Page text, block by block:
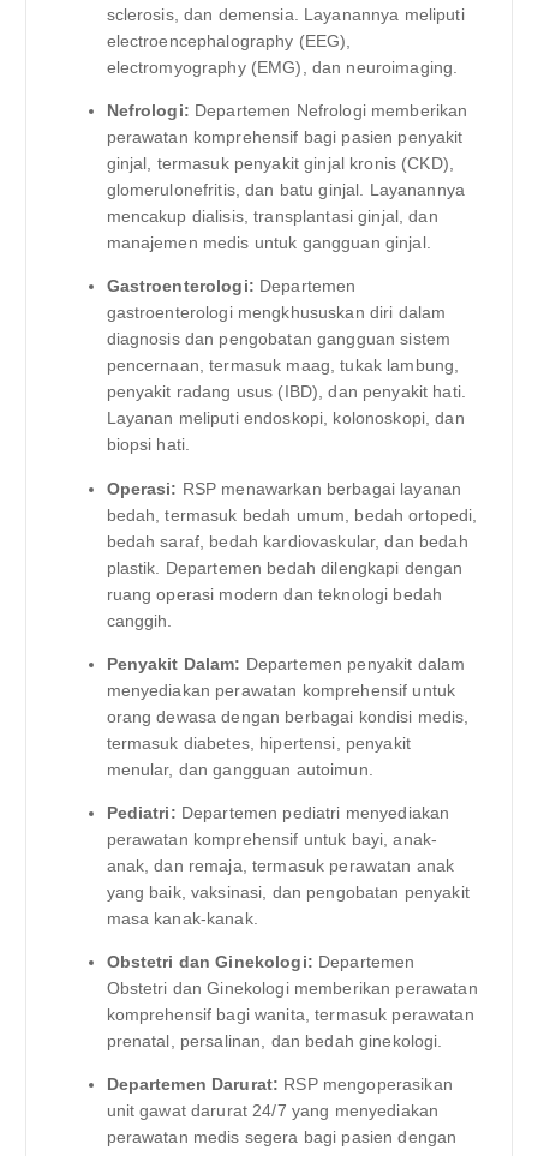
sclerosis, dan demensia. Layanannya meliputi
electroencephalography (EEG),
electromyography (EMG), dan neuroimaging.
Nefrologi: Departemen Nefrologi memberikan
perawatan komprehensif bagi pasien penyakit
ginjal, termasuk penyakit ginjal kronis (CKD),
glomerulonefritis, dan batu ginjal. Layanannya
mencakup dialisis, transplantasi ginjal, dan
manajemen medis untuk gangguan ginjal.
Gastroenterologi: Departemen
gastroenterologi mengkhususkan diri dalam
diagnosis dan pengobatan gangguan sistem
pencernaan, termasuk maag, tukak lambung,
penyakit radang usus (IBD), dan penyakit hati.
Layanan meliputi endoskopi, kolonoskopi, dan
biopsi hati.
Operasi: RSP menawarkan berbagai layanan
bedah, termasuk bedah umum, bedah ortopedi,
bedah saraf, bedah kardiovaskular, dan bedah
plastik. Departemen bedah dilengkapi dengan
ruang operasi modern dan teknologi bedah
canggih.
Penyakit Dalam: Departemen penyakit dalam
menyediakan perawatan komprehensif untuk
orang dewasa dengan berbagai kondisi medis,
termasuk diabetes, hipertensi, penyakit
menular, dan gangguan autoimun.
Pediatri: Departemen pediatri menyediakan
perawatan komprehensif untuk bayi, anak-
anak, dan remaja, termasuk perawatan anak
yang baik, vaksinasi, dan pengobatan penyakit
masa kanak-kanak.
Obstetri dan Ginekologi: Departemen
Obstetri dan Ginekologi memberikan perawatan
komprehensif bagi wanita, termasuk perawatan
prenatal, persalinan, dan bedah ginekologi.
Departemen Darurat: RSP mengoperasikan
unit gawat darurat 24/7 yang menyediakan
perawatan medis segera bagi pasien dengan